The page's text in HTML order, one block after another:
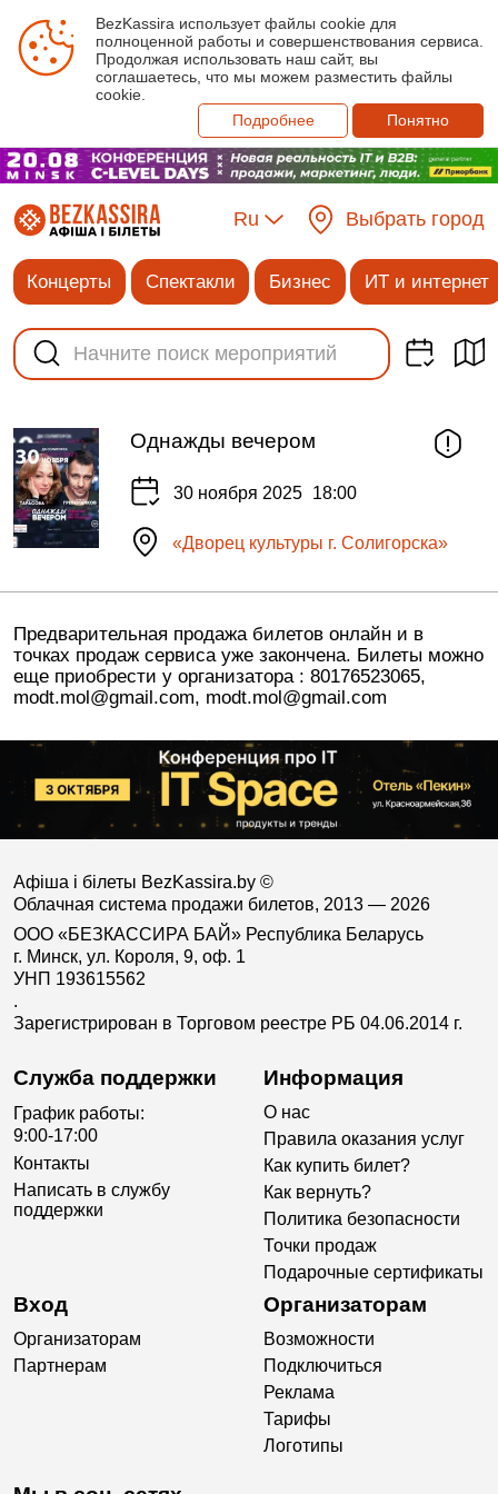
BezKassira использует файлы cookie для
полноценной работы и совершенствования сервиса.
Продолжая использовать наш сайт, вы
соглашаетесь, что мы можем разместить файлы
cookie.
Подробнее
Понятно
Ru Выбрать город
Концерты Спектакли Бизнес ИТ и интернет
Однажды вечером
30 ноября 2025 18:00
«Дворец культуры г. Солигорска»
Предварительная продажа билетов онлайн и в
точках продаж сервиса уже закончена. Билеты можно
еще приобрести у организатора : 80176523065,
modt.mol@gmail.com, modt.mol@gmail.com
Афіша і білеты BezKassira.by ©
Облачная система продажи билетов, 2013 — 2026
ООО «БЕЗКАССИРА БАЙ» Республика Беларусь
г. Минск, ул. Короля, 9, оф. 1
УНП 193615562
.
Зарегистрирован в Торговом реестре РБ 04.06.2014 г.
Служба поддержки
График работы:
9:00-17:00
Контакты
Написать в службу
поддержки
Информация
О нас
Правила оказания услуг
Как купить билет?
Как вернуть?
Политика безопасности
Точки продаж
Подарочные сертификаты
Вход
Организаторам
Партнерам
Организаторам
Возможности
Подключиться
Реклама
Тарифы
Логотипы